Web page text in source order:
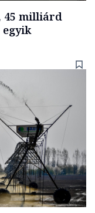
45 milliárd